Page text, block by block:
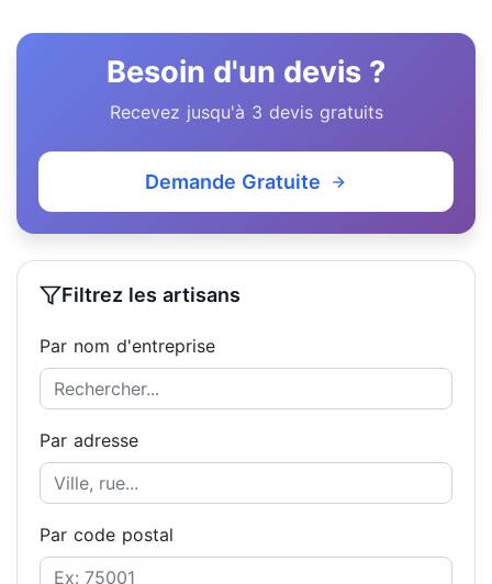
Besoin d'un devis ?
Recevez jusqu'à 3 devis gratuits
Demande Gratuite
Filtrez les artisans
Par nom d'entreprise
Par adresse
Par code postal